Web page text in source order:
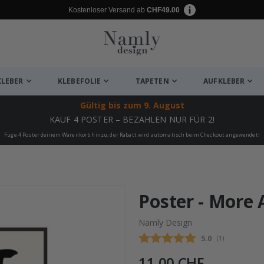
Kostenloser Versand ab CHF49.00
KLEBEFOLIE TAPETEN AUFKLEBER
Gültig bis zum 9. August
KAUF 4 POSTER – BEZAHLEN NUR FÜR 2!
Füge 4 Poster deinem Warenkorb hinzu, der Rabatt wird automatisch beim Checkout angewendet!
Poster - More
Namly Design
5.0 (abgegebene
1 )